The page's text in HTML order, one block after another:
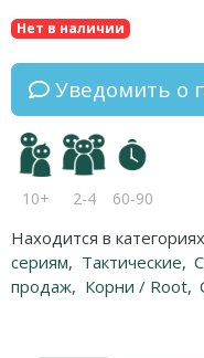
Нет в наличии
Уведомить о
10+ 2-4 60-90
Находится в
сериям, Тактические,
продаж, Корни / Root,